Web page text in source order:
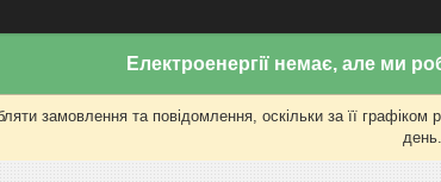
Електроенергії немає, але ми
замовлення та повідомлення, оскільки за її
день.